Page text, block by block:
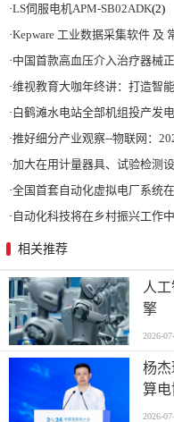
·LS伺服电机APM-SB02ADK(2)
·Kepware 工业数据采集软件 及
·中国首款高血压介入治疗器械
·维视教育大咖年终讲：打造智
·白鹤滩水电站全部机组投产发电 世界最大清洁能源走廊全
·推好细分产业观察--物联网：2026年中国物联网市场
·加大在用计量器具、试验检测设备的自动化、数字化改
·全国首套自动化虚拟电厂系统在深圳
· 自动化科技将在乡村振兴工作中大有作为|
相关推荐
人
擎
2026-
杨
算
2026-